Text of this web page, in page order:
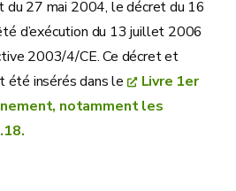
du 27 mai 2004, le décret du 16
d’exécution du 13 juillet 2006
2003/4/CE. Ce décret et
été insérés dans le
Livre 1er
notamment les